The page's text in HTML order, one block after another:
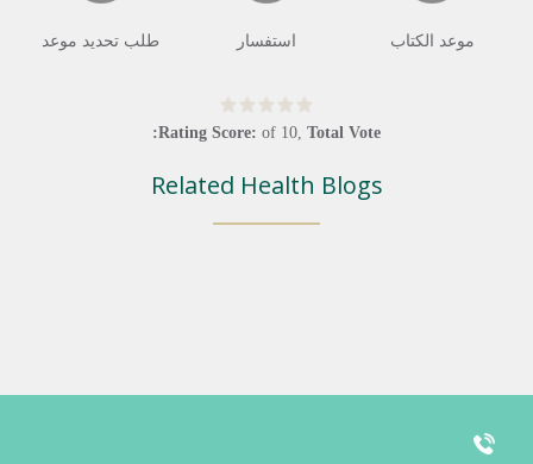
موعد الكتاب استفسار طلب تحديد موعد
Rating Score: of 10, Total Vote:
Related Health Blogs